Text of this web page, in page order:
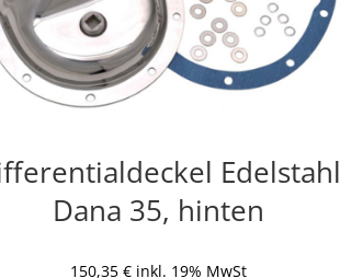
Edelstahl
Dana 35, hinten
150,35 € inkl. 19% MwSt